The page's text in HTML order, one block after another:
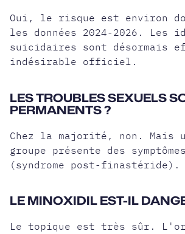
Oui, le risque est environ
les données 2024-2026. Les
suicidaires sont désormais
indésirable officiel.
LES TROUBLES SEXUELS
PERMANENTS ?
Chez la majorité, non. Mais
groupe présente des
(syndrome post-finastéride).
LE MINOXIDIL EST-IL
Le topique est très sûr.